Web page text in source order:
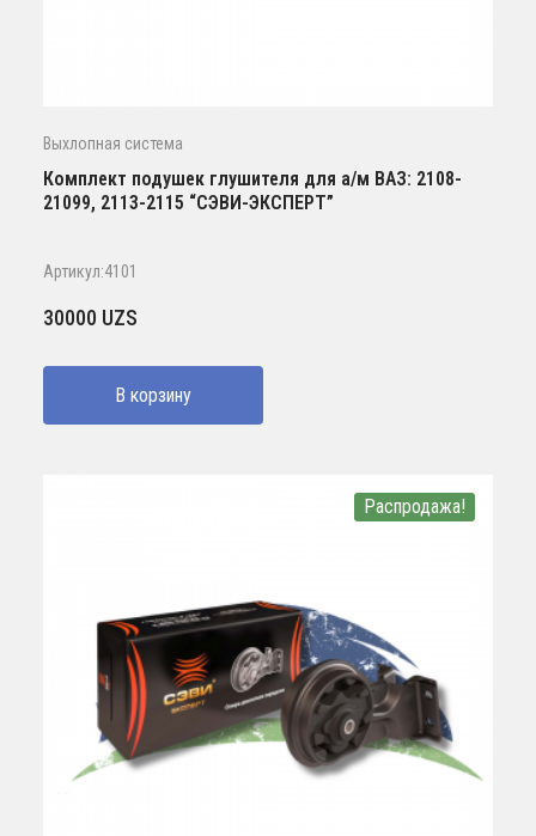
Выхлопная система
Комплект подушек глушителя для а/м ВАЗ: 2108-
21099, 2113-2115 “СЭВИ-ЭКСПЕРТ”
Артикул:4101
30000 UZS
В корзину
Распродажа!